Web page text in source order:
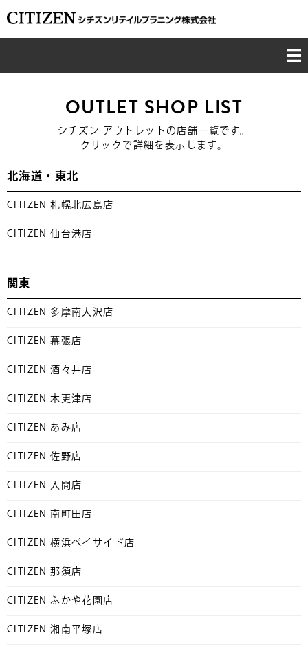
CONCEPT
CSR
COMPANY
CONTACT
OUTLET SHOP LIST
シチズン アウトレットの店舗一覧です。
クリックで詳細を表示します。
北海道・東北
CITIZEN 札幌北広島店
CITIZEN 仙台港店
関東
CITIZEN 多摩南大沢店
CITIZEN 幕張店
CITIZEN 酒々井店
CITIZEN 木更津店
CITIZEN あみ店
CITIZEN 佐野店
CITIZEN 入間店
CITIZEN 南町田店
CITIZEN 横浜ベイサイド店
CITIZEN 那須店
CITIZEN ふかや花園店
CITIZEN 湘南平塚店